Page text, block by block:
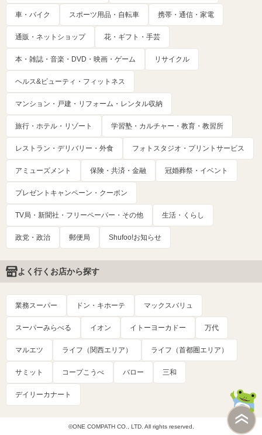
車・バイク スポーツ用品・自転車 携帯・通信・家電
通販・ネットショップ 花・ギフト・手芸
本・雑誌・音楽・DVD・映画・ゲーム リサイクル
ヘルス&ビューティ・フィットネス
マンション・戸建・リフォーム・レンタル収納
旅行・ホテル・リゾート 学習塾・カルチャー・教育・教習所
レストラン・デリバリー・外食 フォトスタジオ・プリントサービス
アミューズメント 保険・共済・金融 冠婚葬祭・イベント
プレゼントキャンペーン・クーポン
TV局・新聞社・フリーペーパー・その他 生活・くらし
政党・政治 郵便局 Shufoo!お知らせ
よく行くお店から探す
業務スーパー ドン・キホーテ マックスバリュ
スーパーみらべる イオン イトーヨーカドー 万代
マルエツ ライフ（関西エリア） ライフ（首都圏エリア）
サミット コープこうべ バロー 三和
デイリーカナート
©ONE COMPATH CO., LTD. All rights reserved.